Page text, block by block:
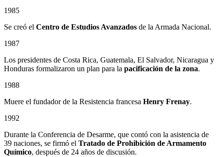
1985
Se creó el Centro de Estudios Avanzados de la Armada Nacional.
1987
Los presidentes de Costa Rica, Guatemala, El Salvador, Nicaragua y
Honduras formalizaron un plan para la pacificación de la zona.
1988
Muere el fundador de la Resistencia francesa Henry Frenay.
1992
Durante la Conferencia de Desarme, que contó con la asistencia de
39 naciones, se firmó el Tratado de Prohibición de Armamento
Químico, después de 24 años de discusión.